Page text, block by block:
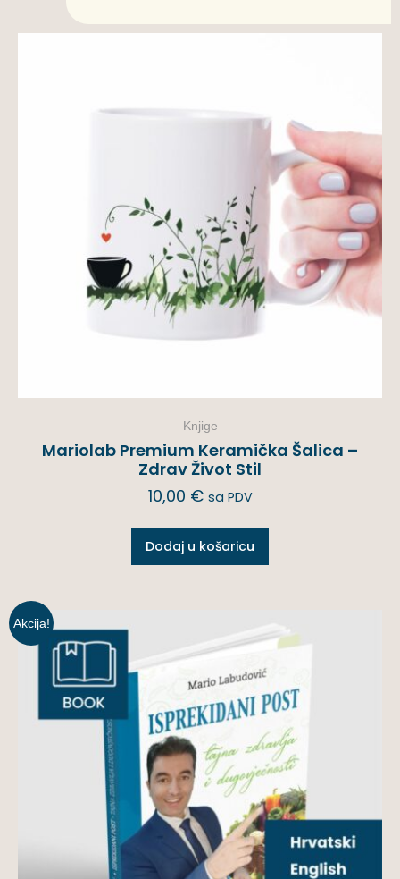
Knjige
Mariolab Premium Keramička Šalica –
Zdrav Život Stil
10,00 € sa PDV
Dodaj u košaricu
Akcija!